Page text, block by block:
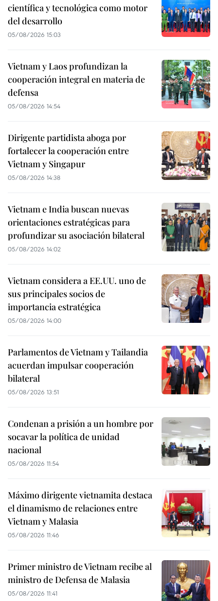
científica y tecnológica como motor
del desarrollo
05/08/2026 15:03
Vietnam y Laos profundizan la
cooperación integral en materia de
defensa
05/08/2026 14:54
Dirigente partidista aboga por
fortalecer la cooperación entre
Vietnam y Singapur
05/08/2026 14:38
Vietnam e India buscan nuevas
orientaciones estratégicas para
profundizar su asociación bilateral
05/08/2026 14:02
Vietnam considera a EE.UU. uno de
sus principales socios de
importancia estratégica
05/08/2026 14:00
Parlamentos de Vietnam y Tailandia
acuerdan impulsar cooperación
bilateral
05/08/2026 13:51
Condenan a prisión a un hombre por
socavar la política de unidad
nacional
05/08/2026 11:54
Máximo dirigente vietnamita destaca
el dinamismo de relaciones entre
Vietnam y Malasia
05/08/2026 11:46
Primer ministro de Vietnam recibe al
ministro de Defensa de Malasia
05/08/2026 11:41